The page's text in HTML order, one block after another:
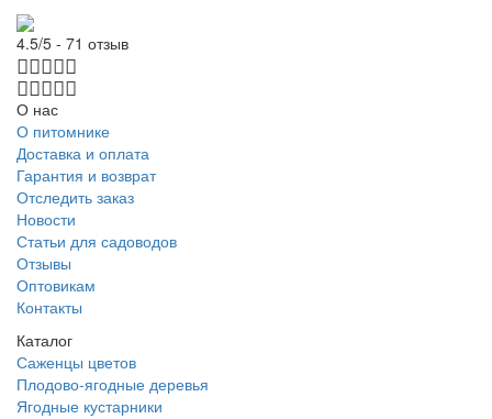
4.5/5 - 71 отзыв
О нас
О питомнике
Доставка и оплата
Гарантия и возврат
Отследить заказ
Новости
Статьи для садоводов
Отзывы
Оптовикам
Контакты
Каталог
Саженцы цветов
Плодово-ягодные деревья
Ягодные кустарники